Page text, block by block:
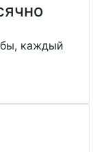
каждый